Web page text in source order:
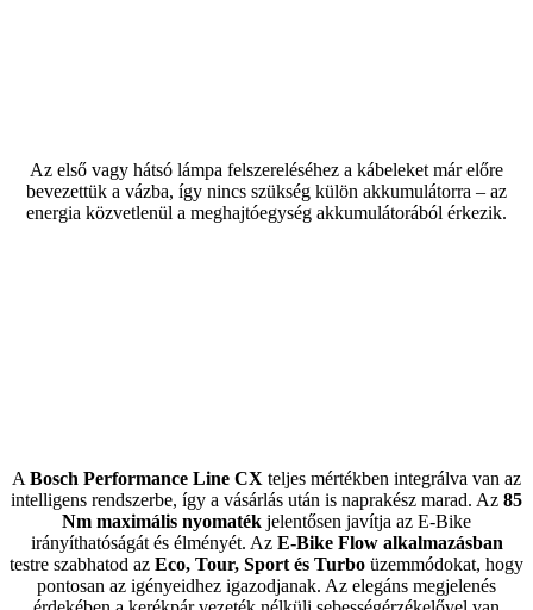
Az első vagy hátsó lámpa felszereléséhez a kábeleket már előre
bevezettük a vázba, így nincs szükség külön akkumulátorra – az
energia közvetlenül a meghajtóegység akkumulátorából érkezik.
A Bosch Performance Line CX teljes mértékben integrálva van az
intelligens rendszerbe, így a vásárlás után is naprakész marad. Az 85
Nm maximális nyomaték jelentősen javítja az E-Bike
irányíthatóságát és élményét. Az E-Bike Flow alkalmazásban
testre szabhatod az Eco, Tour, Sport és Turbo üzemmódokat, hogy
pontosan az igényeidhez igazodjanak. Az elegáns megjelenés